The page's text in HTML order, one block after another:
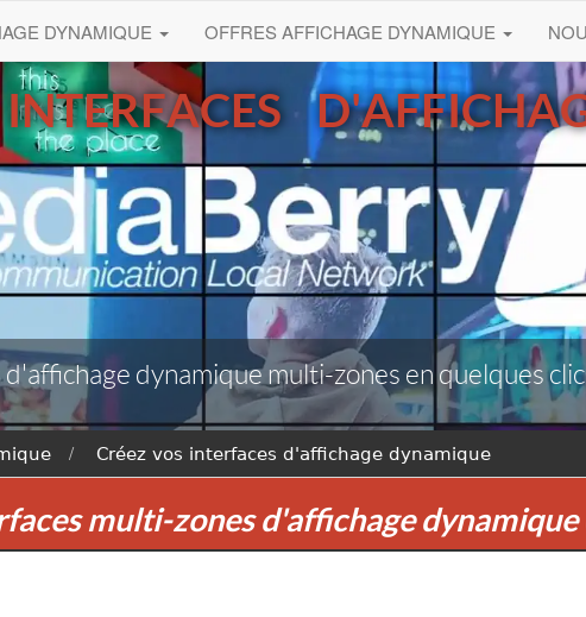
DYNAMIQUE OFFRES AFFICHAGE DYNAMIQUE
dynamique multi-zones en quelques
Créez vos interfaces d'affichage dynamique
multi-zones d'affichage